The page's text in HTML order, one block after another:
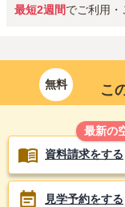
最短2週間でご利用・
無料 こ
最新の
資料請求をする
見学予約をする